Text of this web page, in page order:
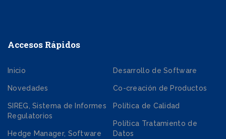
Accesos Rápidos
Inicio
Novedades
SIREG, Sistema de Informes
Regulatorios
Hedge Manager, Software
Desarrollo de Software
Co-creación de Productos
Política de Calidad
Política Tratamiento de
Datos